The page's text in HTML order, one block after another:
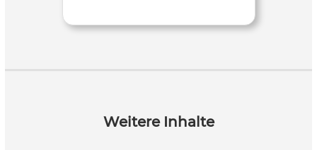
Weitere Inhalte